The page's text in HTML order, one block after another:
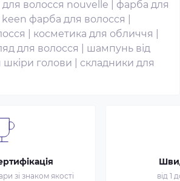
волосся nouvelle
фарба для
keen фарба для волосся
косметика для обличчя
для волосся
шампунь від
шкіри голови
складники для
зі знаком якості від 1